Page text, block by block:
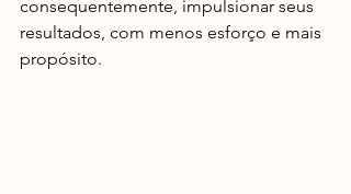
consequentemente, impulsionar seus
resultados, com menos esforço e mais
propósito.